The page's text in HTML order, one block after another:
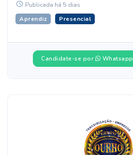
Publicada há 5 dias
Aprendiz Presencial
Candidate-se por Whatsapp